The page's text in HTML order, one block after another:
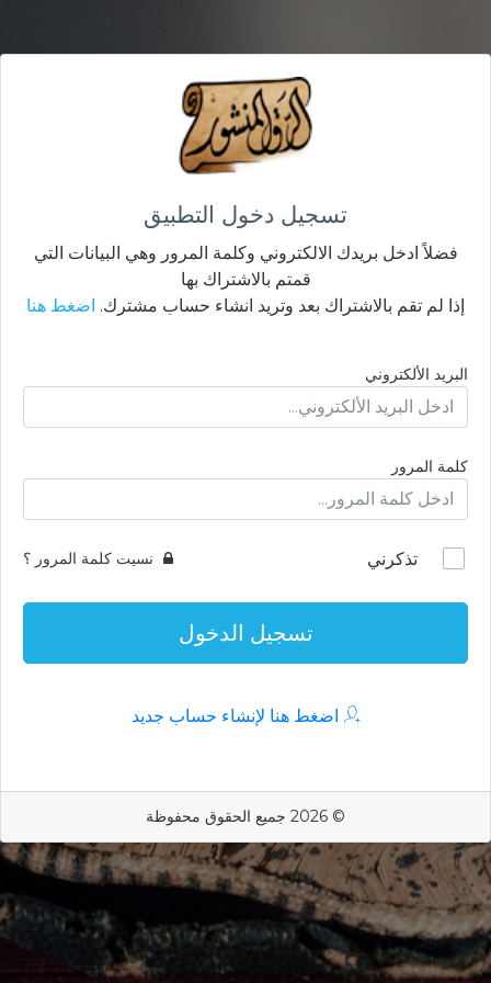
تسجيل دخول التطبيق
فضلاً ادخل بريدك الالكتروني وكلمة المرور وهي البيانات التي
قمتم بالاشتراك بها
إذا لم تقم بالاشتراك بعد وتريد انشاء حساب مشترك. اضغط هنا
البريد الألكتروني
كلمة المرور
تذكرني نسيت كلمة المرور ؟
تسجيل الدخول
اضغط هنا لإنشاء حساب جديد
© 2026 جميع الحقوق محفوظة